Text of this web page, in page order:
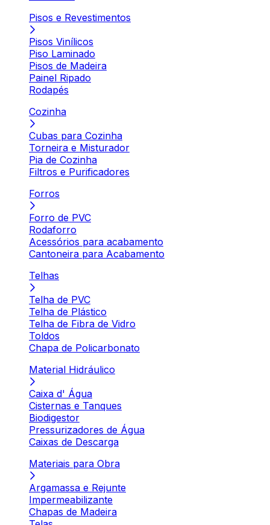
Pisos e Revestimentos
Pisos Vinílicos
Piso Laminado
Pisos de Madeira
Painel Ripado
Rodapés
Cozinha
Cubas para Cozinha
Torneira e Misturador
Pia de Cozinha
Filtros e Purificadores
Forros
Forro de PVC
Rodaforro
Acessórios para acabamento
Cantoneira para Acabamento
Telhas
Telha de PVC
Telha de Plástico
Telha de Fibra de Vidro
Toldos
Chapa de Policarbonato
Material Hidráulico
Caixa d' Água
Cisternas e Tanques
Biodigestor
Pressurizadores de Água
Caixas de Descarga
Materiais para Obra
Argamassa e Rejunte
Impermeabilizante
Chapas de Madeira